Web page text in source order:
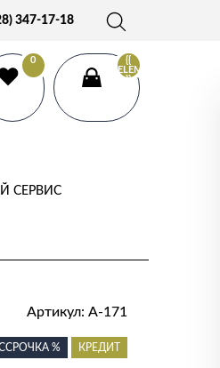
347-17-18
0
{{
ELEMENTS.LENGTH
}}
СЕРВИС
Артикул:А-171
% КРЕДИТ